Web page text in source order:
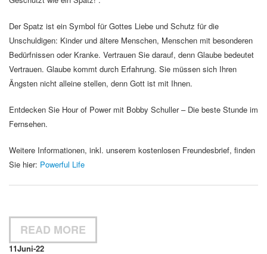
Der Spatz ist ein Symbol für Gottes Liebe und Schutz für die
Unschuldigen: Kinder und ältere Menschen, Menschen mit besonderen
Bedürfnissen oder Kranke. Vertrauen Sie darauf, denn Glaube bedeutet
Vertrauen. Glaube kommt durch Erfahrung. Sie müssen sich Ihren
Ängsten nicht alleine stellen, denn Gott ist mit Ihnen.
Entdecken Sie Hour of Power mit Bobby Schuller – Die beste Stunde im
Fernsehen.
Weitere Informationen, inkl. unserem kostenlosen Freundesbrief, finden
Sie hier: Powerful Life
READ MORE
11Juni-22